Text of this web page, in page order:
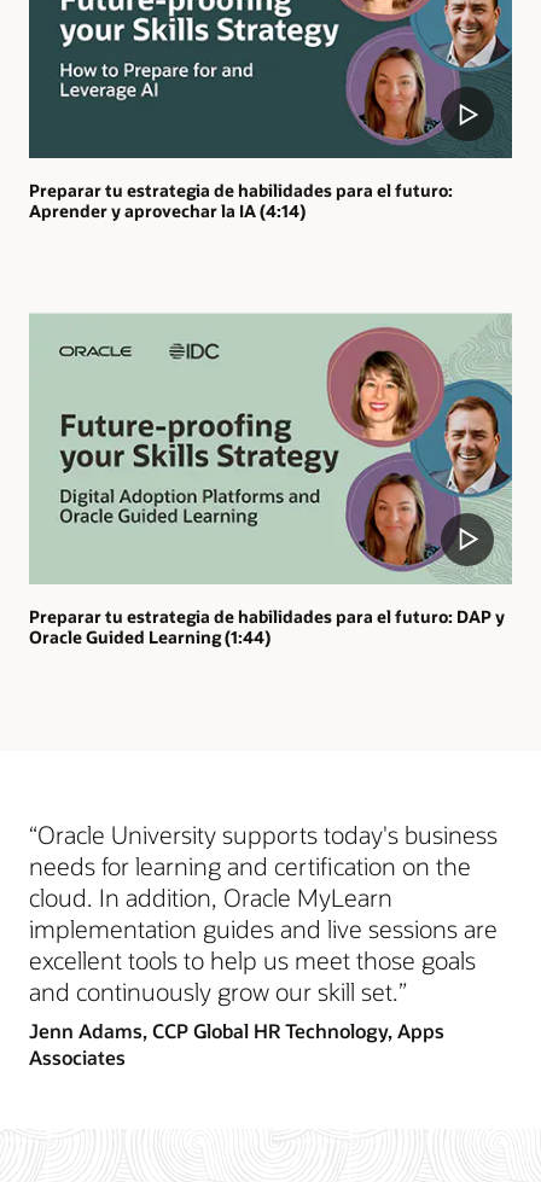
Preparar tu estrategia de habilidades para el futuro:
Aprender y aprovechar la IA (4:14)
Preparar tu estrategia de habilidades para el futuro: DAP y
Oracle Guided Learning (1:44)
“Oracle University supports today's business
needs for learning and certification on the
cloud. In addition, Oracle MyLearn
implementation guides and live sessions are
excellent tools to help us meet those goals
and continuously grow our skill set.”
Jenn Adams,CCP Global HR Technology, Apps
Associates